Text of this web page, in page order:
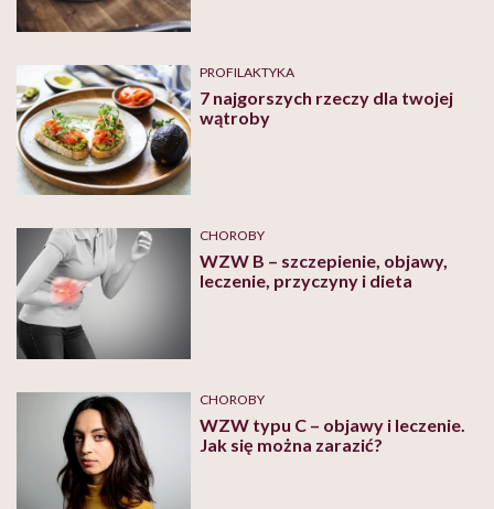
PROFILAKTYKA
7 najgorszych rzeczy dla twojej
wątroby
CHOROBY
WZW B – szczepienie, objawy,
leczenie, przyczyny i dieta
CHOROBY
WZW typu C – objawy i leczenie.
Jak się można zarazić?